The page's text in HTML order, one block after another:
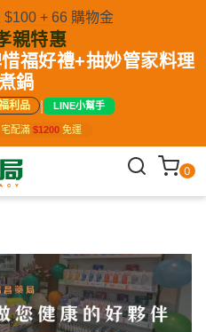
$100 + 66 購物金
親特惠
福好禮+抽妙管家料理
鍋
利品 | LINE小幫手
宅配滿 $1200 免運
0